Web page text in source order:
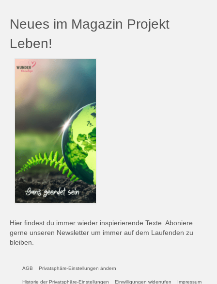
Neues im Magazin Projekt
Leben!
Hier findest du immer wieder inspierierende Texte. Aboniere
gerne unseren Newsletter um immer auf dem Laufenden zu
bleiben.
AGB Privatsphäre-Einstellungen ändern
Historie der Privatsphäre-Einstellungen Einwilligungen widerrufen Impressum